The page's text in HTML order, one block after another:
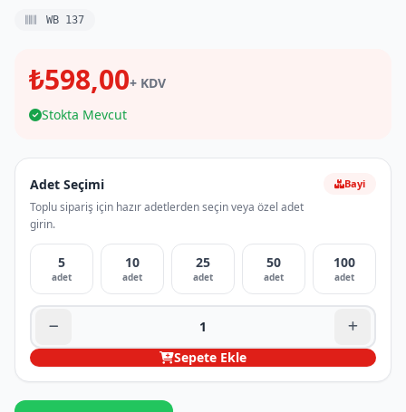
WB 137
₺598,00+ KDV
Stokta Mevcut
Adet Seçimi
Toplu sipariş için hazır adetlerden seçin veya özel adet
girin.
Bayi
5
adet
10
adet
25
adet
50
adet
100
adet
Sepete Ekle